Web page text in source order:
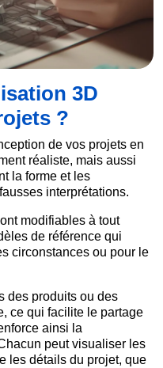
3D
?
de vos projets en
réaliste, mais aussi
la forme et les
interprétations.
modifiables à tout
de référence qui
circonstances ou pour le
des produits ou des
ce qui facilite le partage
ainsi la
peut visualiser les
les détails du projet, que